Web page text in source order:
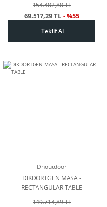
154.482,88 TL
69.517,29 TL - %55
Teklif Al
Dhoutdoor
DİKDÖRTGEN MASA -
RECTANGULAR TABLE
149.714,89 TL